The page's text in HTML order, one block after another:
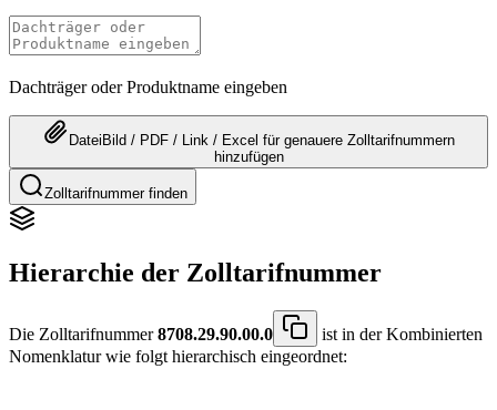
Dachträger oder Produktname eingeben
Datei Bild / PDF / Link / Excel für genauere Zolltarifnummern
hinzufügen
Zolltarifnummer finden
Hierarchie der Zolltarifnummer
Die Zolltarifnummer8708.29.90.00.0
ist in der Kombinierten
Nomenklatur wie folgt hierarchisch eingeordnet: